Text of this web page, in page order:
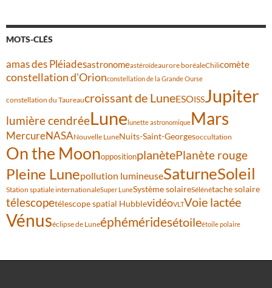
MOTS-CLÉS
amas des Pléiadesastronomeastéroïdeaurore boréaleChilicomète
constellation d'Orionconstellation de la Grande Ourse
constellation du Taureaucroissant de LuneESOISSJupiter
lumière cendréeLune lunette astronomiqueMars
MercureNASANouvelle LuneNuits-Saint-Georgesoccultation
On the MoonoppositionplanètePlanète rouge
Pleine Lunepollution lumineuseSaturneSoleil
Station spatiale internationaleSuper LuneSystème solaireSélénétache solaire
télescopetélescope spatial HubblevidéoVLTVoie lactée
Vénuséclipse de Luneéphéméridesétoileétoile polaire